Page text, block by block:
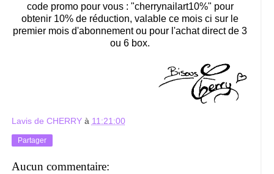
code promo pour vous : "cherrynailart10%" pour
obtenir 10% de réduction, valable ce mois ci sur le
premier mois d'abonnement ou pour l'achat direct de 3
ou 6 box.
Lavis de CHERRY à 11:21:00
Partager
Aucun commentaire: